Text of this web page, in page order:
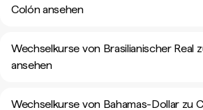
Colón ansehen
Wechselkurse von Brasilianischer Real
ansehen
Wechselkurse von Bahamas-Dollar zu